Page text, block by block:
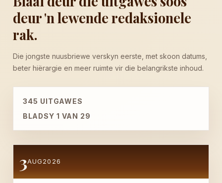
12
UITGAWES OP HIERDIE BLADSY
NG Vishoek Nuusbrief - 3 Augustus 2026
NG Vishoek Nuusbrief - 27 Julie 2026
deur 'n lewende redaksionele
rak.
Die jongste nuusbriewe verskyn eerste, met skoon datums,
beter hiërargie en meer ruimte vir die belangrikste inhoud.
345 UITGAWES
BLADSY 1 VAN 29
3AUG 2026